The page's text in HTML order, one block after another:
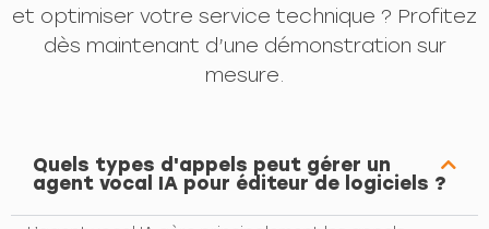
et optimiser votre service technique ? Profitez
dès maintenant d’une démonstration sur
mesure.
Quels types d'appels peut gérer un
agent vocal IA pour éditeur de logiciels ?